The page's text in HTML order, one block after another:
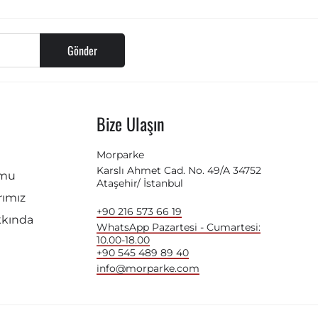
Gönder
Bize Ulaşın
Morparke
Karslı Ahmet Cad. No. 49/A 34752
Ataşehir/ İstanbul
+90 216 573 66 19
WhatsApp Pazartesi - Cumartesi:
10.00-18.00
+90 545 489 89 40
info@morparke.com